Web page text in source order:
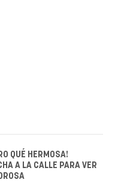
QUÉ HERMOSA!
A LA CALLE PARA VER